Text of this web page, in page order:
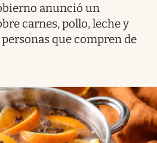
anunció un
carnes, pollo, leche y
que compren de